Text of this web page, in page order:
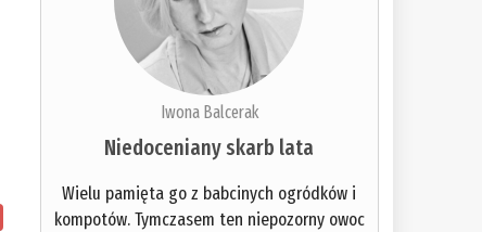
Iwona Balcerak
Niedoceniany skarb lata
Wielu pamięta go z babcinych ogródków i
kompotów. Tymczasem ten niepozorny owoc